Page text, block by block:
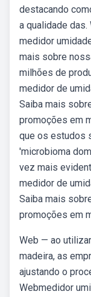
destacando
a qualidade
medidor
mais sobre
milhões de
medidor de
Saiba mais
promoções em
que os estudos
'microbioma
vez mais
medidor de
Saiba mais
promoções em
Web — ao
madeira, as
ajustando o
Webmedidor